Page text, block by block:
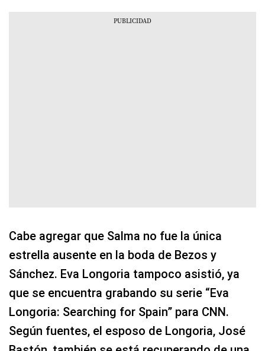
Cabe agregar que Salma no fue la única
estrella ausente en la boda de Bezos y
Sánchez. Eva Longoria tampoco asistió, ya
que se encuentra grabando su serie “Eva
Longoria: Searching for Spain” para CNN.
Según fuentes, el esposo de Longoria, José